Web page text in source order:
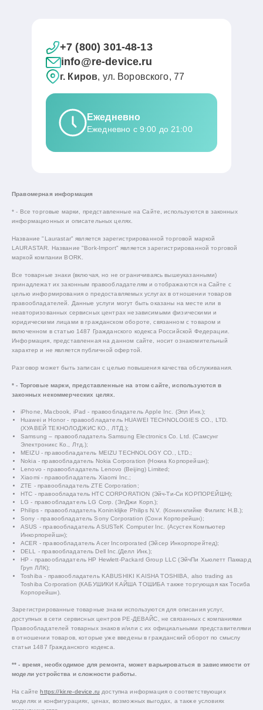
+7 (800) 301-48-13
info@re-device.ru
г. Киров, ул. Воровского, 77
Ежедневно
Ежедневно с 9:00 до 21:00
Правомерная информация
* - Все торговые марки, представленные на Сайте, используются в законных
информационных и описательных целях.
Название "Laurastar" является зарегистрированной торговой маркой
LAURASTAR. Название "Bork-Import" является зарегистрированной торговой
маркой компании BORK.
Все товарные знаки (включая, но не ограничиваясь вышеуказанными)
принадлежат их законным правообладателям и отображаются на Сайте с
целью информирования о предоставляемых услугах в отношении товаров
правообладателей. Данные услуги могут быть оказаны на месте или в
неавторизованных сервисных центрах независимыми физическими и
юридическими лицами в гражданском обороте, связанном с товаром и
включенном в статью 1487 Гражданского кодекса Российской Федерации.
Информация, представленная на данном сайте, носит ознакомительный
характер и не является публичной офертой.
Разговор может быть записан с целью повышения качества обслуживания.
* - Торговые марки, представленные на этом сайте, используются в
законных некоммерческих целях.
iPhone, Macbook, iPad - правообладатель Apple Inc. (Эпл Инк.);
Huawei и Honor - правообладатель HUAWEI TECHNOLOGIES CO., LTD.
(ХУАВЕЙ ТЕКНОЛОДЖИС КО., ЛТД.);
Samsung – правообладатель Samsung Electronics Co. Ltd. (Самсунг
Электроникс Ко., Лтд.);
MEIZU - правообладатель MEIZU TECHNOLOGY CO., LTD.;
Nokia - правообладатель Nokia Corporation (Нокиа Корпорейшн);
Lenovo - правообладатель Lenovo (Beijing) Limited;
Xiaomi - правообладатель Xiaomi Inc.;
ZTE - правообладатель ZTE Corporation;
HTC - правообладатель HTC CORPORATION (Эйч-Ти-Си КОРПОРЕЙШН);
LG - правообладатель LG Corp. (ЭлДжи Корп.);
Philips - правообладатель Koninklijke Philips N.V. (Конинклийке Филипс Н.В.);
Sony - правообладатель Sony Corporation (Сони Корпорейшн);
ASUS - правообладатель ASUSTeK Computer Inc. (Асустек Компьютер
Инкорпорейшн);
ACER - правообладатель Acer Incorporated (Эйсер Инкорпорейтед);
DELL - правообладатель Dell Inc.(Делл Инк.);
HP - правообладатель HP Hewlett-Packard Group LLC (ЭйчПи Хьюлетт Паккард
Груп ЛЛК);
Toshiba - правообладатель KABUSHIKI KAISHA TOSHIBA, also trading as
Toshiba Corporation (КАБУШИКИ КАЙША ТОШИБА также торгующая как Тосиба
Корпорейшн).
Зарегистрированные товарные знаки используются для описания услуг,
доступных в сети сервисных центров РЕ-ДЕВАЙС, не связанных с компаниями
Правообладателей товарных знаков и/или с их официальными представителями
в отношении товаров, которые уже введены в гражданский оборот по смыслу
статьи 1487 Гражданского кодекса.
** - время, необходимое для ремонта, может варьироваться в зависимости от
модели устройства и сложности работы.
На сайтеhttps://kir.re-device.ru доступна информация о соответствующих
моделях и конфигурациях, ценах, возможных выгодах, а также условиях